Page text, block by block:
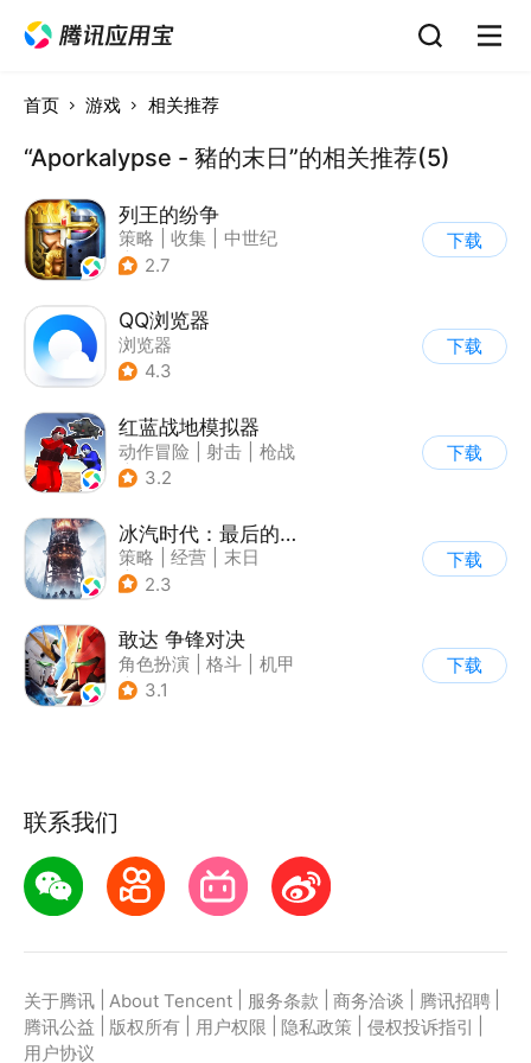
首页 游戏 相关推荐
“Aporkalypse - 豬的末日”的相关推荐(5)
列王的纷争
策略 收集
中世纪
| 欧美风
2.7
下载
QQ浏览器
浏览器
4.3
下载
红蓝战地模拟器
动作冒险 射击
枪战
| 战术竞技
3.2
下载
冰汽时代：最后的家园
策略 经营
末日
| steam游戏
2.3
下载
敢达 争锋对决
角色扮演 格斗
机甲
| 敢达
3.1
下载
联系我们
关于腾讯 About Tencent 服务条款 商务洽谈 腾讯招聘
腾讯公益
版权所有 用户权限 隐私政策 侵权投诉指引
用户协议